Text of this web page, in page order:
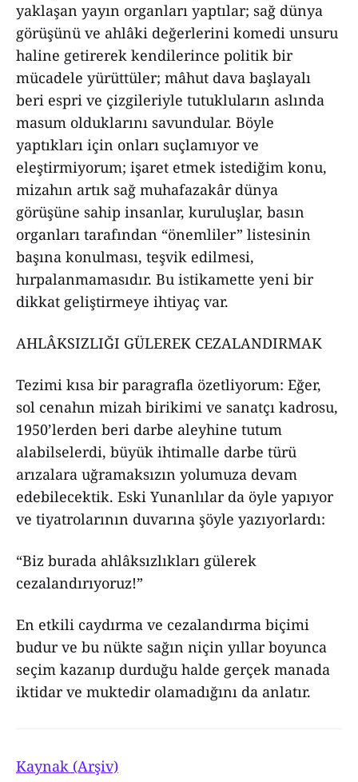
yaklaşan yayın organları yaptılar; sağ dünya
görüşünü ve ahlâki değerlerini komedi unsuru
haline getirerek kendilerince politik bir
mücadele yürüttüler; mâhut dava başlayalı
beri espri ve çizgileriyle tutukluların aslında
masum olduklarını savundular. Böyle
yaptıkları için onları suçlamıyor ve
eleştirmiyorum; işaret etmek istediğim konu,
mizahın artık sağ muhafazakâr dünya
görüşüne sahip insanlar, kuruluşlar, basın
organları tarafından “önemliler” listesinin
başına konulması, teşvik edilmesi,
hırpalanmamasıdır. Bu istikamette yeni bir
dikkat geliştirmeye ihtiyaç var.
AHLÂKSIZLIĞI GÜLEREK CEZALANDIRMAK
Tezimi kısa bir paragrafla özetliyorum: Eğer,
sol cenahın mizah birikimi ve sanatçı kadrosu,
1950’lerden beri darbe aleyhine tutum
alabilselerdi, büyük ihtimalle darbe türü
arızalara uğramaksızın yolumuza devam
edebilecektik. Eski Yunanlılar da öyle yapıyor
ve tiyatrolarının duvarına şöyle yazıyorlardı:
“Biz burada ahlâksızlıkları gülerek
cezalandırıyoruz!”
En etkili caydırma ve cezalandırma biçimi
budur ve bu nükte sağın niçin yıllar boyunca
seçim kazanıp durduğu halde gerçek manada
iktidar ve muktedir olamadığını da anlatır.
Kaynak (Arşiv)